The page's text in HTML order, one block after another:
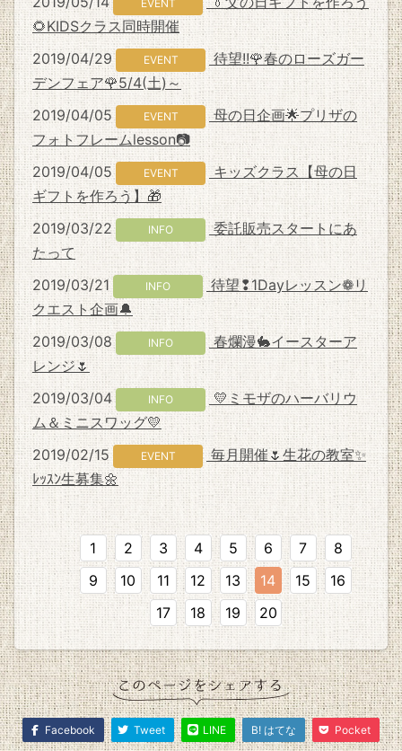
EVENT
🌻KIDSクラス同時開催
2019/04/29
EVENT
待望!!🌹春のローズガー
デンフェア🌹5/4(土)～
2019/04/05
EVENT
母の日企画🌟プリザの
フォトフレームlesson📷
2019/04/05
EVENT
キッズクラス【母の日
ギフトを作ろう】🎁
2019/03/22
INFO
委託販売スタートにあ
たって
2019/03/21
INFO
待望❢1Dayレッスン❁リ
クエスト企画🔔
2019/03/08
INFO
春爛漫🐇イースターア
レンジ🌷
2019/03/04
INFO
💛ミモザのハーバリウ
ム＆ミニスワッグ💛
2019/02/15
EVENT
毎月開催🌷生花の教室✨
ﾚｯｽﾝ生募集🌼
1 2 3 4 5 6 7
8
9
10 11 12 13 14 15
16
17
18 19 20
Facebook Tweet LINE B! はてな Pocket